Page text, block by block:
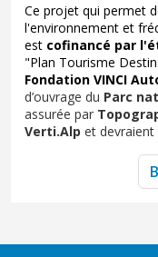
Ce projet qui permet
l'environnement et
est cofinancé par
"Plan Tourisme
Fondation VINCI
d’ouvrage du Parc
assurée par
Verti.Alp et devraient